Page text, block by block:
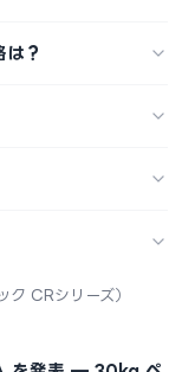
？
ク CRシリーズ）